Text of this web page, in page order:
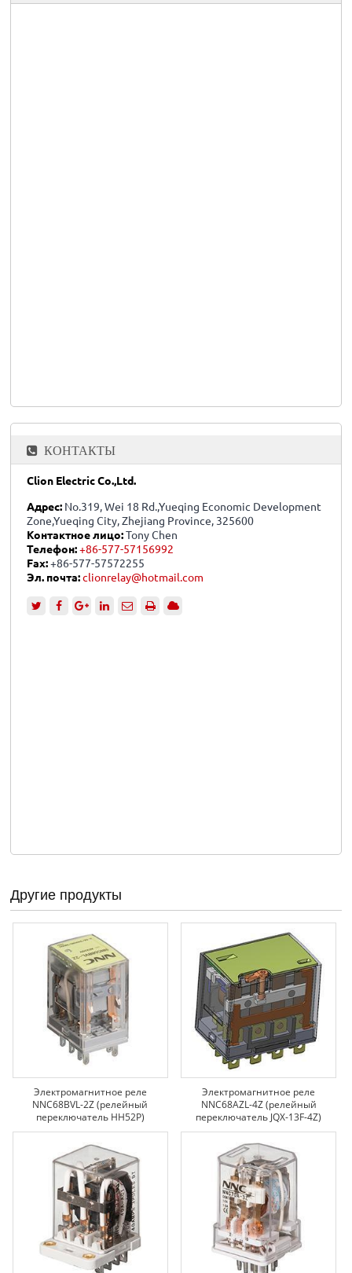
КОНТАКТЫ
Clion Electric Co.,Ltd.
Адрес: No.319, Wei 18 Rd.,Yueqing Economic Development
Zone,Yueqing City, Zhejiang Province, 325600
Контактное лицо:Tony Chen
Телефон: +86-577-57156992
Fax:+86-577-57572255
Эл. почта: clionrelay@hotmail.com
Другие продукты
Электромагнитное реле
NNC68BVL-2Z (релейный
переключатель HH52P)
Электромагнитное реле
NNC68AZL-4Z (релейный
переключатель JQX-13F-4Z)